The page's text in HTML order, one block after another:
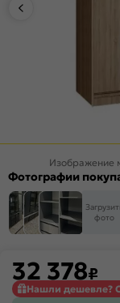
Изображение
Фотографии
фото
32 378₽
Нашли дешевле?